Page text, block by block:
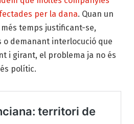
per la dana. Quan un
temps justificant-se,
o demanant interlocució que
i girant, el problema ja no és
polític.